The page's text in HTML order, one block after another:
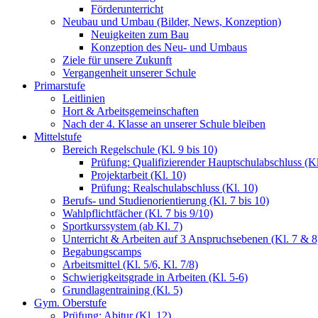
Förderunterricht
Neubau und Umbau (Bilder, News, Konzeption)
Neuigkeiten zum Bau
Konzeption des Neu- und Umbaus
Ziele für unsere Zukunft
Vergangenheit unserer Schule
Primarstufe
Leitlinien
Hort & Arbeitsgemeinschaften
Nach der 4. Klasse an unserer Schule bleiben
Mittelstufe
Bereich Regelschule (Kl. 9 bis 10)
Prüfung: Qualifizierender Hauptschulabschluss
Projektarbeit (Kl. 10)
Prüfung: Realschulabschluss (Kl. 10)
Berufs- und Studienorientierung (Kl. 7 bis 10)
Wahlpflichtfächer (Kl. 7 bis 9/10)
Sportkurssystem (ab Kl. 7)
Unterricht & Arbeiten auf 3 Anspruchsebenen (Kl. 7 &
Begabungscamps
Arbeitsmittel (Kl. 5/6, Kl. 7/8)
Schwierigkeitsgrade in Arbeiten (Kl. 5-6)
Grundlagentraining (Kl. 5)
Gym. Oberstufe
Prüfung: Abitur (Kl. 12)